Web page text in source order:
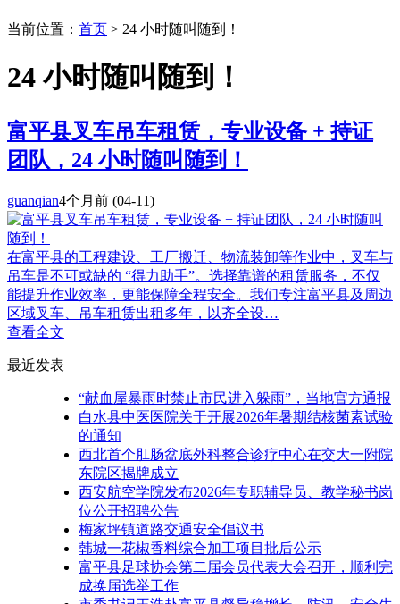
当前位置： 首页 > 24 小时随叫随到！
24 小时随叫随到！
富平县叉车吊车租赁，专业设备 + 持证
团队，24 小时随叫随到！
guanqian4个月前 (04-11)
在富平县的工程建设、工厂搬迁、物流装卸等作业中，叉车与
吊车是不可或缺的 “得力助手”。选择靠谱的租赁服务，不仅
能提升作业效率，更能保障全程安全。我们专注富平县及周边
区域叉车、吊车租赁出租多年，以齐全设…
查看全文
最近发表
“献血屋暴雨时禁止市民进入躲雨”，当地官方通报
白水县中医医院关于开展2026年暑期结核菌素试验
的通知
西北首个肛肠盆底外科整合诊疗中心在交大一附院
东院区揭牌成立
西安航空学院发布2026年专职辅导员、教学秘书岗
位公开招聘公告
梅家坪镇道路交通安全倡议书
韩城一花椒香料综合加工项目批后公示
富平县足球协会第二届会员代表大会召开，顺利完
成换届选举工作